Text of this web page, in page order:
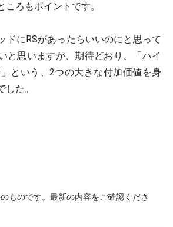
ろもポイントです。
ドにRSがあったらいいのにと思って
と思いますが、期待どおり、「ハイ
という、2つの大きな付加価値を身
た。
ものです。最新の内容をご確認くださ